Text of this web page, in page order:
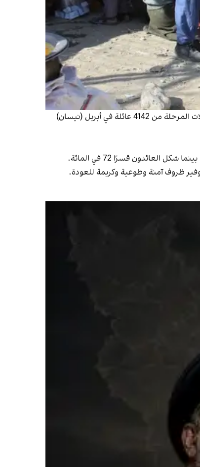
ومن النقاط البارزة في التقرير، الزيادة الكبيرة في ترحيل العائلات الأفغانية من إيران خلال الشهرين الماضيين، حيث ارتفع عدد العائلات المرحلة من 4142 عائلة في أبريل (نيسان)
ظروف آمنة وطوعية وكريمة للعودة.